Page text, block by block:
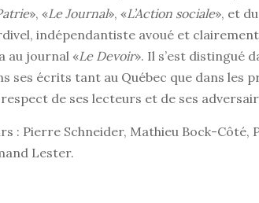
», «Le Journal», «L’Action sociale», et
indépendantiste avoué et
au journal «Le Devoir». Il s’est distingué
ses écrits tant au Québec que dans les
de ses lecteurs et de ses
: Pierre Schneider, Mathieu Bock-Côté,
Lester.